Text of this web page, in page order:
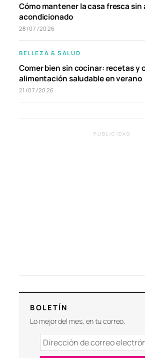
Cómo mantener la casa fresca sin
acondicionado
28/07/2026
BELLEZA & SALUD
Comer bien sin cocinar: recetas y
alimentación saludable en verano
21/07/2026
PUBLICIDAD
BOLETÍN
Lo mejor del mes, en tu correo.